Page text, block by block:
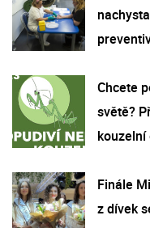
Chcete
světě?
kouzelní
Finále
z dívek